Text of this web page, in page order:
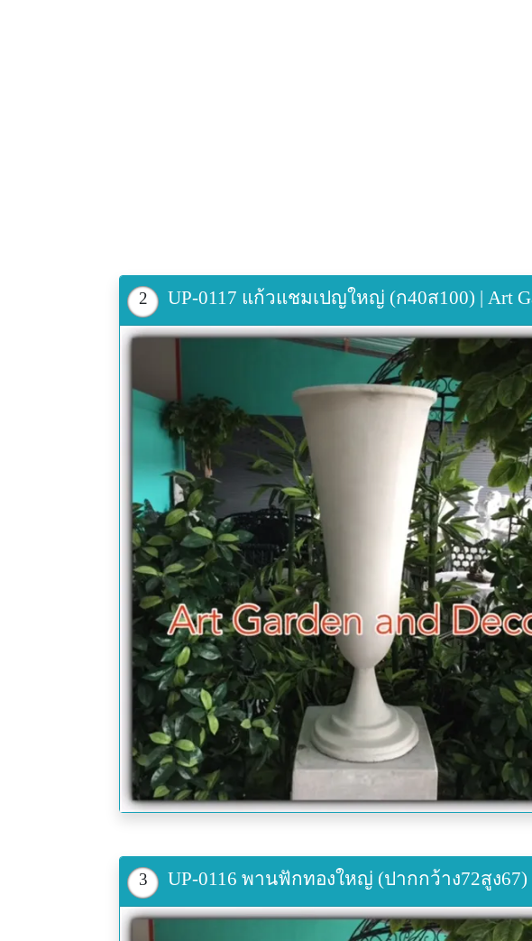
2 UP-0117 แก้วแชมเปญใหญ่ (ก40ส100) | Art
3 UP-0116 พานฟักทองใหญ่ (ปากกว้าง72สูง67)